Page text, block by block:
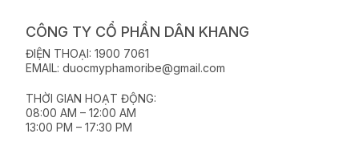
CÔNG TY CỔ PHẦN DÂN KHANG
ĐIỆN THOẠI: 1900 7061
EMAIL: duocmyphamoribe@gmail.com
THỜI GIAN HOẠT ĐỘNG:
08:00 AM – 12:00 AM
13:00 PM – 17:30 PM